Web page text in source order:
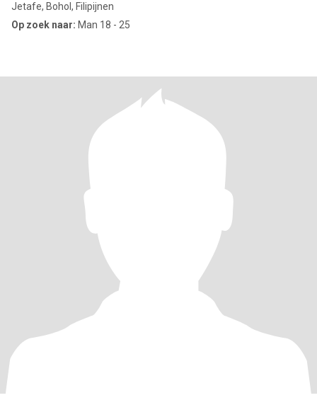
Jetafe, Bohol, Filipijnen
Op zoek naar: Man 18 - 25